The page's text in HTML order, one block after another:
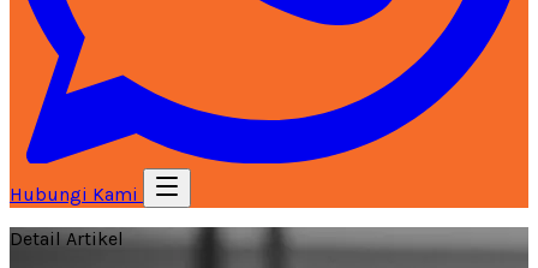
Hubungi Kami
Detail Artikel